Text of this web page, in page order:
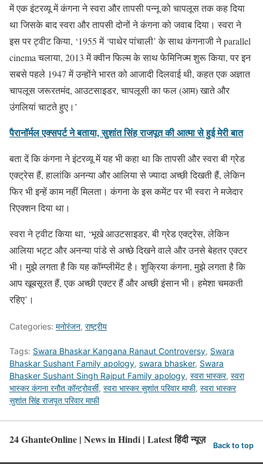
में एक इंटरव्यू में कंगना ने स्वरा और तापसी पन्नू को चापलूस तक कह दिया
था जिसके बाद स्वरा और तापसी दोनों ने कंगना को जवाब दिया। स्वरा ने
इस पर ट्वीट किया, ‘1955 में ‘पाथेर पांचाली’ के साथ कंगनाजी ने parallel
cinema चलाया, 2013 में क्वीन फिल्म के साथ फेमिनिज्म शुरू किया, पर इन
सबसे पहले 1947 में उन्होंने भारत को आजादी दिलवाई थी, कहत एक अज्ञात
चापलूस जरूरतमंद, आउटसाइडर, चापलूसी का फल (आम) खाते और
उंगलियां चाटते हुए।’
पैरानॉर्मल एक्सपर्ट ने बताया, सुशांत सिंह राजपूत की आत्मा से हुई मेरी बात
बता दें कि कंगना ने इंटरव्यू में यह भी कहा था कि तापसी और स्वरा बी ग्रेड
एक्ट्रेस हैं, हालांकि अनन्या और आलिया से ज्यादा अच्छी दिखती हैं, लेकिन
फिर भी इन्हें काम नहीं मिलता। कंगना के इस कमेंट पर भी स्वरा ने मजेदार
रिएक्शन दिया था।
स्वरा ने ट्वीट किया था, ‘भूखे आउटसाइडर, बी ग्रेड एक्ट्रेस, लेकिन
आलिया भट्ट और अनन्या पांडे से अच्छे दिखने वाले और उनसे बेहतर एक्टर
भी। मुझे लगता है कि यह कॉम्प्लीमेंट है। शुक्रिया कंगना, मुझे लगता है कि
आप खूबसूरत हैं, एक अच्छी एक्टर हैं और अच्छी इंसान भी। हमेशा चमकती
रहिए’।
Categories: मनोरंजन, राष्ट्रीय
Tags: Swara Bhaskar Kangana Ranaut Controversy, Swara
Bhaskar Sushant Family apology, swara bhasker, Swara
Bhasker Sushant Singh Rajput Family apology, स्वरा भास्कर, स्वरा
भास्कर कंगना रनौत कॉन्ट्रोवर्सी, स्वरा भास्कर सुशांत परिवार माफी, स्वरा भास्कर
सुशांत सिंह राजपूत परिवार माफी
24 GhanteOnline | News in Hindi | Latest हिंदी न्यूज़ Back to top